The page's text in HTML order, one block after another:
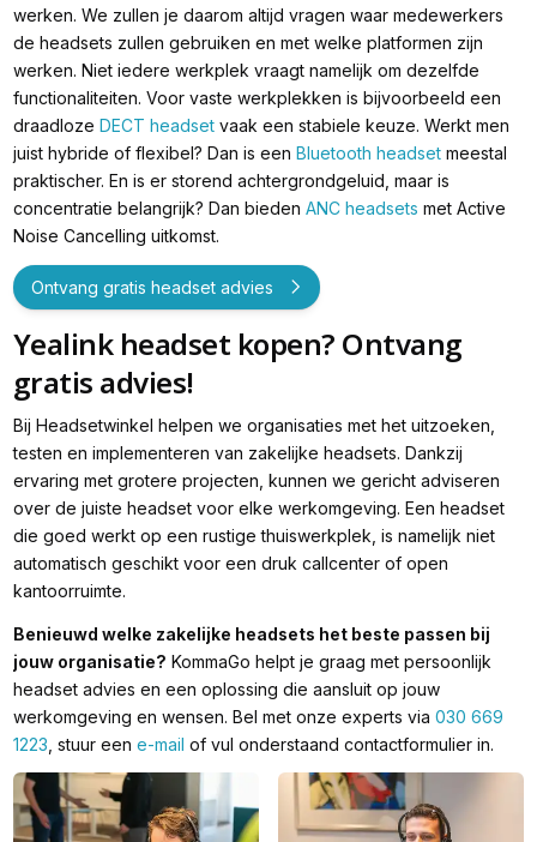
werken. We zullen je daarom altijd vragen waar medewerkers
de headsets zullen gebruiken en met welke platformen zijn
werken. Niet iedere werkplek vraagt namelijk om dezelfde
functionaliteiten. Voor vaste werkplekken is bijvoorbeeld een
draadloze DECT headsetvaak een stabiele keuze. Werkt men
juist hybride of flexibel? Dan is een Bluetooth headsetmeestal
praktischer. En is er storend achtergrondgeluid, maar is
concentratie belangrijk? Dan bieden ANC headsets met Active
Noise Cancelling uitkomst.
Ontvang gratis headset advies
Yealink headset kopen? Ontvang
gratis advies!
Bij Headsetwinkel helpen we organisaties met het uitzoeken,
testen en implementeren van zakelijke headsets. Dankzij
ervaring met grotere projecten, kunnen we gericht adviseren
over de juiste headset voor elke werkomgeving. Een headset
die goed werkt op een rustige thuiswerkplek, is namelijk niet
automatisch geschikt voor een druk callcenter of open
kantoorruimte.
Benieuwd welke zakelijke headsets het beste passen bij
jouw organisatie? KommaGo helpt je graag met persoonlijk
headset advies en een oplossing die aansluit op jouw
werkomgeving en wensen. Bel met onze experts via 030 669
1223 , stuur een e-mail of vul onderstaand contactformulier in.